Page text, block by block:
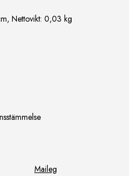
Nettovikt: 0,03 kg
Maileg